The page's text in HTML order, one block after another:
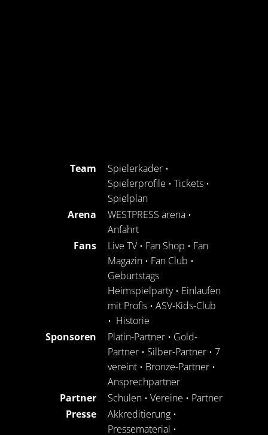
Team Spielerkader •
Spielerprofile • Tickets •
Spielplan
Arena
WESTPRESS arena •
Anfahrt
Fans
Live TV • Fan Shop • Fan
Magazin • Fan Club •
Geburtstags
Heimspielparty• Einlaufen
mit Profis • ASV-Kids-Club
• Historie
Sponsoren
Platin-Partner • Gold-
Partner • Silber-Partner • 7
vereint • Bronze-Partner •
Ansprechpartner
Partner
Schulen • Vereine • Partner
Presse
Akkreditierung •
Pressematerial •